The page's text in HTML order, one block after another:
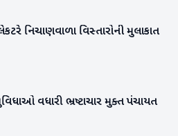
નિચાણવાળા વિસ્તારોની મુલાકાત
વધારી ભ્રષ્ટાચાર મુક્ત પંચાયત